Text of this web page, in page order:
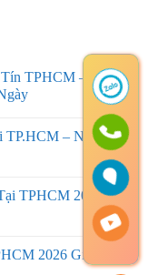
TPHCM – Thu
TP.HCM – Nhanh
TPHCM 2026 –
2026 Giá Tốt –